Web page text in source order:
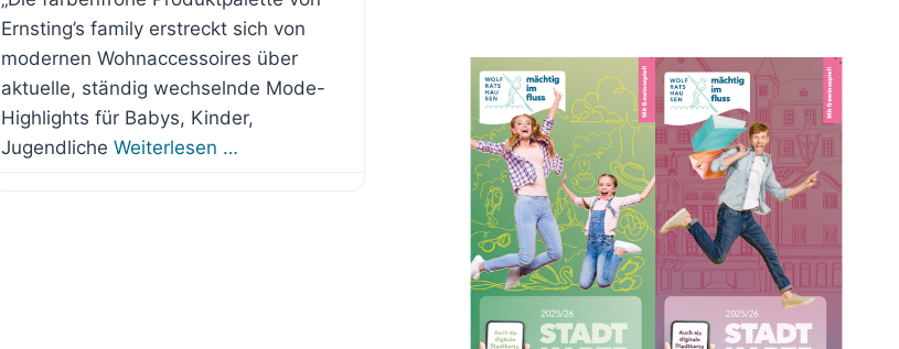
Ernsting’s family erstreckt sich von
modernen Wohnaccessoires über
aktuelle, ständig wechselnde Mode-
Highlights für Babys, Kinder,
JugendlicheWeiterlesen …